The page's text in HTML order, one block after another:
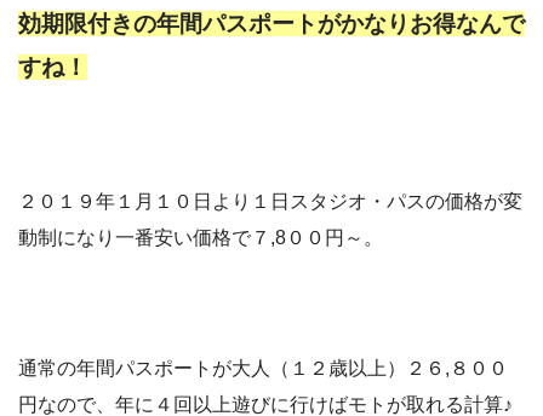
効期限付きの年間パスポートがかなりお得なんで
すね！
２０１９年１月１０日より１日スタジオ・パスの価格が変
動制になり一番安い価格で７,8００円～。
通常の年間パスポートが大人（１２歳以上）２６,８００
円なので、年に４回以上遊びに行けばモトが取れる計算♪